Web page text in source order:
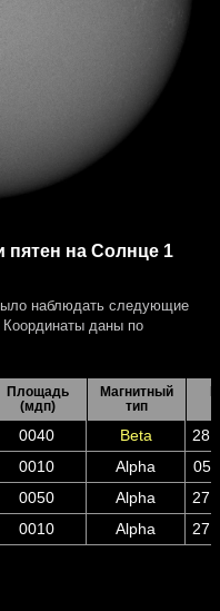
пятен на Солнце 1
наблюдать следующие
. Координаты даны по
Площадь
(мдп)
Магнитный
тип
В
0040 Beta
28
0010 Alpha
05
0050 Alpha
27
0010 Alpha 27